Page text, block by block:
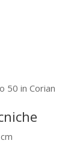
50 in Corian